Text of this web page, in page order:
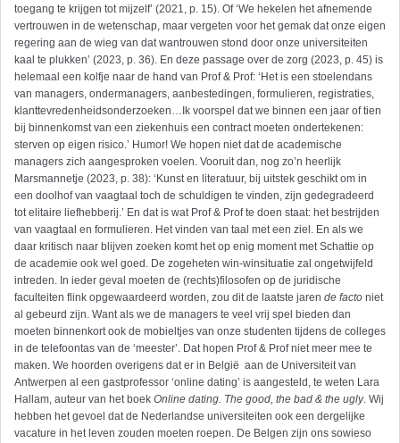
toegang te krijgen tot mijzelf’ (2021, p. 15). Of ‘We hekelen het afnemende
vertrouwen in de wetenschap, maar vergeten voor het gemak dat onze eigen
regering aan de wieg van dat wantrouwen stond door onze universiteiten
kaal te plukken’ (2023, p. 36). En deze passage over de zorg (2023, p. 45) is
helemaal een kolfje naar de hand van Prof & Prof: ‘Het is een stoelendans
van managers, ondermanagers, aanbestedingen, formulieren, registraties,
klanttevredenheidsonderzoeken…Ik voorspel dat we binnen een jaar of tien
bij binnenkomst van een ziekenhuis een contract moeten ondertekenen:
sterven op eigen risico.’ Humor! We hopen niet dat de academische
managers zich aangesproken voelen. Vooruit dan, nog zo’n heerlijk
Marsmannetje (2023, p. 38): ‘Kunst en literatuur, bij uitstek geschikt om in
een doolhof van vaagtaal toch de schuldigen te vinden, zijn gedegradeerd
tot elitaire liefhebberij.’ En dat is wat Prof & Prof te doen staat: het bestrijden
van vaagtaal en formulieren. Het vinden van taal met een ziel. En als we
daar kritisch naar blijven zoeken komt het op enig moment met Schattie op
de academie ook wel goed. De zogeheten win-winsituatie zal ongetwijfeld
intreden. In ieder geval moeten de (rechts)filosofen op de juridische
faculteiten flink opgewaardeerd worden, zou dit de laatste jaren de facto niet
al gebeurd zijn. Want als we de managers te veel vrij spel bieden dan
moeten binnenkort ook de mobieltjes van onze studenten tijdens de colleges
in de telefoontas van de ‘meester’. Dat hopen Prof & Prof niet meer mee te
maken. We hoorden overigens dat er in België aan de Universiteit van
Antwerpen al een gastprofessor ‘online dating’ is aangesteld, te weten Lara
Hallam, auteur van het boek Online dating. The good, the bad & the ugly. Wij
hebben het gevoel dat de Nederlandse universiteiten ook een dergelijke
vacature in het leven zouden moeten roepen. De Belgen zijn ons sowieso